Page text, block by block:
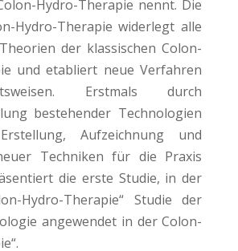
Hydro-Therapie nennt. Die
Hydro-Therapie widerlegt alle
der klassischen Colon-
und etabliert neue Verfahren
Erstmals durch
bestehender Technologien
Aufzeichnung und
Techniken für die Praxis
die erste Studie, in der
Hydro-Therapie“ Studie der
angewendet in der Colon-